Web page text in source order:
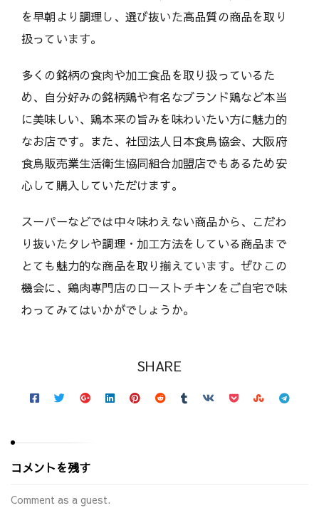
を早朝より調理し、選び抜いた高品質の商品を取り
扱っています。
多くの銘柄の食肉や加工食品を取り扱っているた
め、自分好みの銘柄鶏や有名なブランド鶏など本当
に美味しい、鶏本来の旨みを味わいたい方に魅力的
なお店です。また、社団法人日本食鳥協会、大阪府
食鳥販売業生活衛生協同組合加盟店でもあるため安
心して購入していただけます。
スーパーなどでは中々味わえない商品から、こだわ
り抜いたタレや調理・加工方法をしている商品まで
とても魅力的な商品を取り揃えています。ぜひこの
機会に、鶏肉専門店のローストチキンをご自宅で味
わってみてはいかがでしょうか。
SHARE
コメントを残す
Comment as a guest.